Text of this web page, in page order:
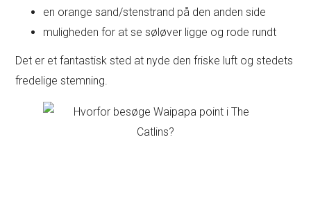
en orange sand/stenstrand på den anden side
muligheden for at se søløver ligge og rode rundt
Det er et fantastisk sted at nyde den friske luft og stedets
fredelige stemning.